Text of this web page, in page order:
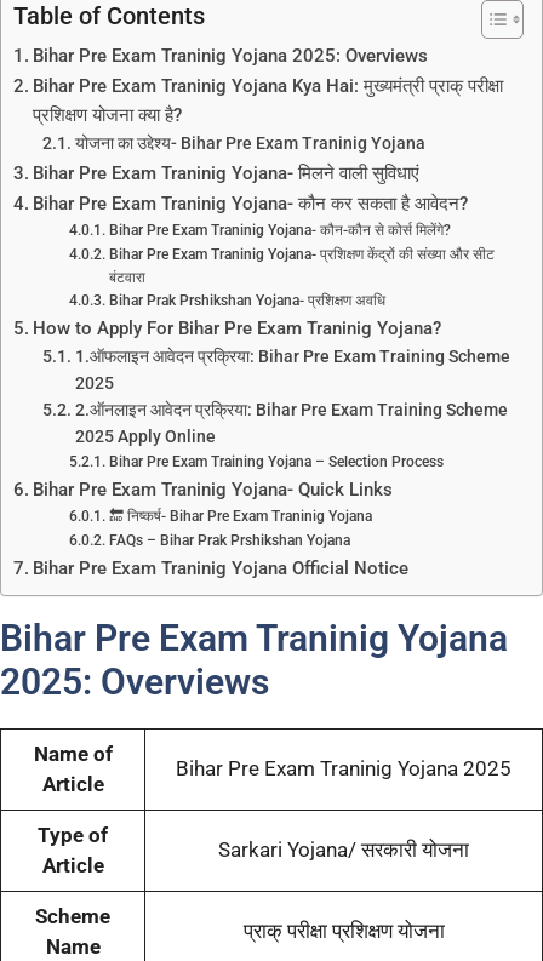
Table of Contents
Bihar Pre Exam Traninig Yojana 2025: Overviews
Bihar Pre Exam Traninig Yojana Kya Hai: मुख्यमंत्री प्राक् परीक्षा
प्रशिक्षण योजना क्या है?
योजना का उद्देश्य- Bihar Pre Exam Traninig Yojana
Bihar Pre Exam Traninig Yojana- मिलने वाली सुविधाएं
Bihar Pre Exam Traninig Yojana- कौन कर सकता है आवेदन?
Bihar Pre Exam Traninig Yojana- कौन-कौन से कोर्स मिलेंगे?
Bihar Pre Exam Traninig Yojana- प्रशिक्षण केंद्रों की संख्या और सीट
बंटवारा
Bihar Prak Prshikshan Yojana- प्रशिक्षण अवधि
How to Apply For Bihar Pre Exam Traninig Yojana?
1.ऑफलाइन आवेदन प्रक्रिया: Bihar Pre Exam Training Scheme
2025
2.ऑनलाइन आवेदन प्रक्रिया: Bihar Pre Exam Training Scheme
2025 Apply Online
Bihar Pre Exam Training Yojana – Selection Process
Bihar Pre Exam Traninig Yojana- Quick Links
🔚 निष्कर्ष- Bihar Pre Exam Traninig Yojana
FAQs – Bihar Prak Prshikshan Yojana
Bihar Pre Exam Traninig Yojana Official Notice
Bihar Pre Exam Traninig Yojana
2025: Overviews
Name of
Article
Bihar Pre Exam Traninig Yojana 2025
Type of
Article
Sarkari Yojana/ सरकारी योजना
Scheme
Name
प्राक् परीक्षा प्रशिक्षण योजना